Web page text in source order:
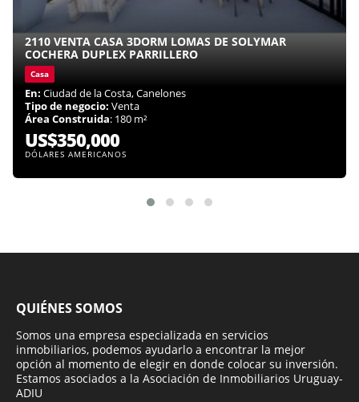
2110 VENTA CASA 3DORM LOMAS DE SOLYMAR
COCHERA DUPLEX PARRILLERO
Casa
En: Ciudad de la Costa, Canelones
Tipo de negocio: Venta
Área Construida: 180 m²
US$350,000
DÓLARES AMERICANOS
QUIÉNES SOMOS
Somos una empresa especializada en servicios
inmobiliarios, podemos ayudarlo a encontrar la mejor
opción al momento de elegir en donde colocar su inversión.
Estamos asociados a la Asociación de Inmobiliarios Uruguay-
ADIU